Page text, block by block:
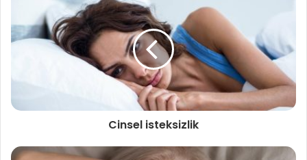
Cinsel isteksizlik